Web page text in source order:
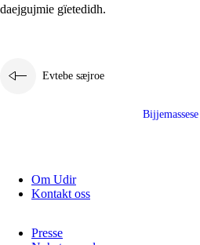
daejgujmie gïetedidh.
Evtebe sæjroe
Bijjemassese
Om Udir
Kontakt oss
Presse